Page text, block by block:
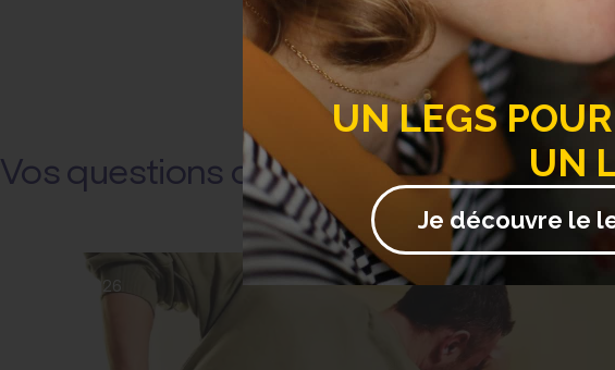
Vos questions de santé
22 juillet 2026
UN LEGS
UN
Je découvre le